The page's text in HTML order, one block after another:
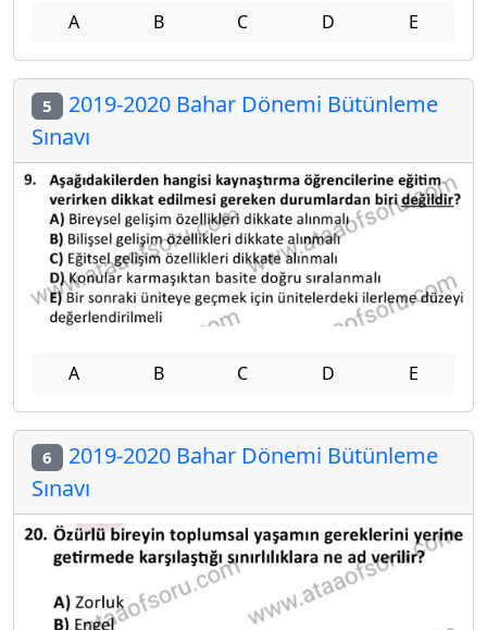
A B C D E
5 2019-2020 Bahar Dönemi Bütünleme
Sınavı
A B C D E
6 2019-2020 Bahar Dönemi Bütünleme
Sınavı